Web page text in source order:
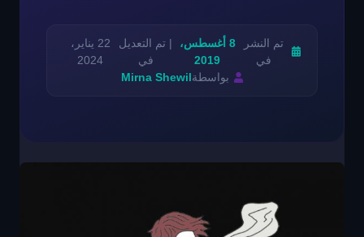
تم النشر
في
8 أغسطس،
2019
| تم التعديل
في
22 يناير،
2024
بواسطة Mirna Shewil